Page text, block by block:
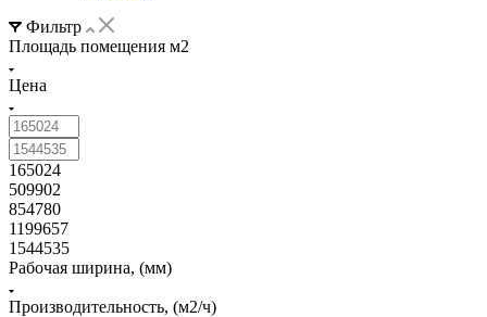
Фильтр
Площадь помещения м2
Цена
165024
509902
854780
1199657
1544535
Рабочая ширина, (мм)
Производительность, (м2/ч)